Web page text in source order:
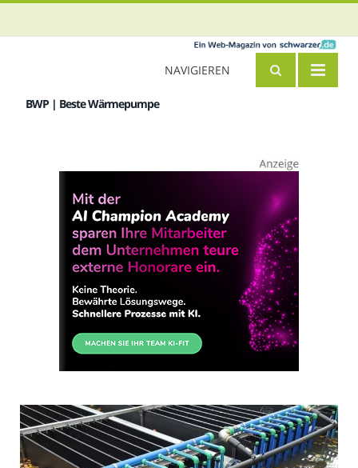
BWP | Beste Wärmepumpe
NAVIGIEREN